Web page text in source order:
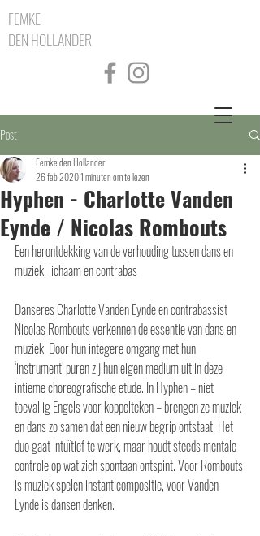
FEMKE
DEN HOLLANDER
Post
Hyphen - Charlotte Vanden
Eynde / Nicolas Rombouts
Femke den Hollander
26 feb 20201 minuten om te lezen
Een herontdekking van de verhouding tussen dans en
muziek, lichaam en contrabas
Danseres Charlotte Vanden Eynde en contrabassist
Nicolas Rombouts verkennen de essentie van dans en
muziek. Door hun integere omgang met hun
‘instrument’ puren zij hun eigen medium uit in deze
intieme choreografische etude. In Hyphen – niet
toevallig Engels voor koppelteken – brengen ze muziek
en dans zo samen dat een nieuw begrip ontstaat. Het
duo gaat intuïtief te werk, maar houdt steeds mentale
controle op wat zich spontaan ontspint. Voor Rombouts
is muziek spelen instant compositie, voor Vanden
Eynde is dansen denken.